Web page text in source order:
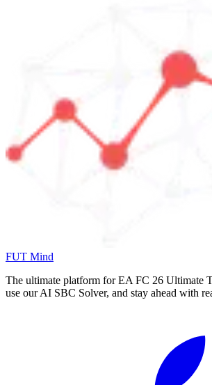
FUT Mind
The ultimate platform for EA FC 26 Ultimate
use our AI SBC Solver, and stay ahead with